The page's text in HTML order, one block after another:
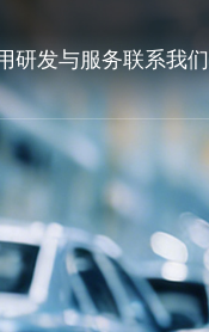
研发与服务联系我们